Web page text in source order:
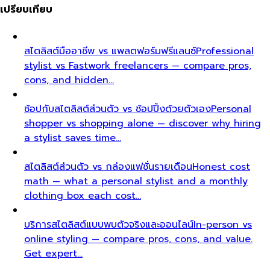
เปรียบเทียบ
สไตลิสต์มืออาชีพ vs แพลตฟอร์มฟรีแลนซ์Professional
stylist vs Fastwork freelancers — compare pros,
cons, and hidden…
ช้อปกับสไตลิสต์ส่วนตัว vs ช้อปปิ้งด้วยตัวเองPersonal
shopper vs shopping alone — discover why hiring
a stylist saves time…
สไตลิสต์ส่วนตัว vs กล่องแฟชั่นรายเดือนHonest cost
math — what a personal stylist and a monthly
clothing box each cost…
บริการสไตลิสต์แบบพบตัวจริงและออนไลน์In-person vs
online styling — compare pros, cons, and value.
Get expert…